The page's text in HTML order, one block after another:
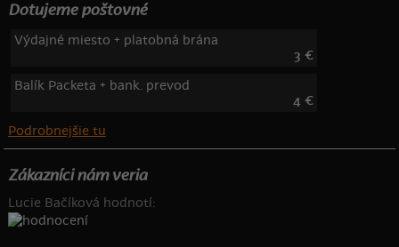
Dotujeme poštovné
Výdajné miesto + platobná brána
3 €
Balík Packeta + bank. prevod
4 €
Podrobnejšie tu
Zákazníci nám veria
Lucie Bačíková hodnotí: